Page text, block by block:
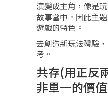
演變成主角，像是
故事當中。因此主
遊戲的特色。
去創造新玩法體驗
考。
共存(用正反
非單一的價